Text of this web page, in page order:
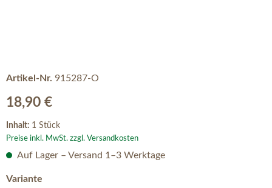
Artikel-Nr. 915287-O
Regulärer Preis:
18,90 €
Inhalt: 1 Stück
Preise inkl. MwSt. zzgl. Versandkosten
Auf Lager – Versand 1–3 Werktage
Variante